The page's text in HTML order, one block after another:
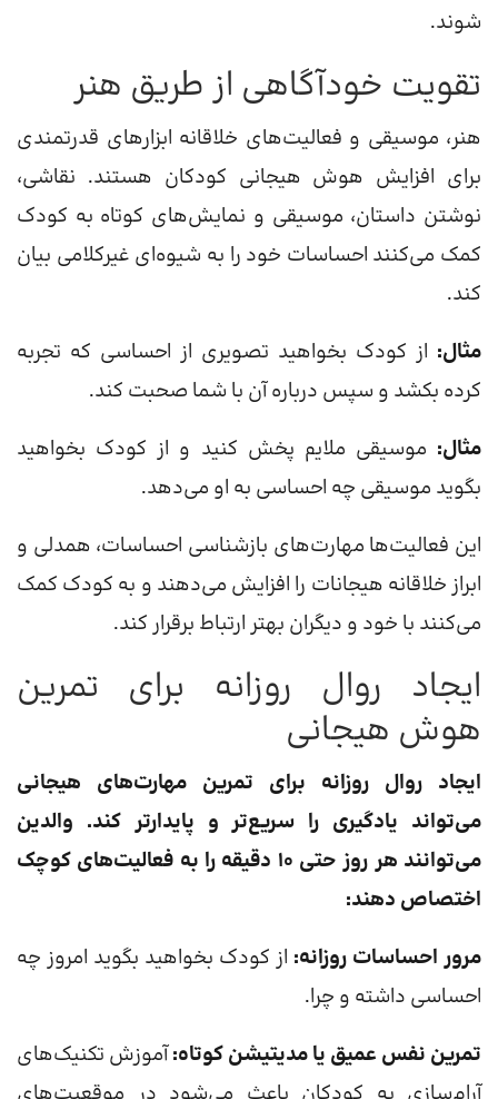
شوند.
تقویت خودآگاهی از طریق هنر
هنر، موسیقی و فعالیت‌های خلاقانه ابزارهای قدرتمندی
برای افزایش هوش هیجانی کودکان هستند. نقاشی،
نوشتن داستان، موسیقی و نمایش‌های کوتاه به کودک
کمک می‌کنند احساسات خود را به شیوه‌ای غیرکلامی بیان
کند.
مثال: از کودک بخواهید تصویری از احساسی که تجربه
کرده بکشد و سپس درباره آن با شما صحبت کند.
مثال: موسیقی ملایم پخش کنید و از کودک بخواهید
بگوید موسیقی چه احساسی به او می‌دهد.
این فعالیت‌ها مهارت‌های بازشناسی احساسات، همدلی و
ابراز خلاقانه هیجانات را افزایش می‌دهند و به کودک کمک
می‌کنند با خود و دیگران بهتر ارتباط برقرار کند.
ایجاد روال روزانه برای تمرین
هوش هیجانی
ایجاد روال روزانه برای تمرین مهارت‌های هیجانی
می‌تواند یادگیری را سریع‌تر و پایدارتر کند. والدین
می‌توانند هر روز حتی ۱۰ دقیقه را به فعالیت‌های کوچک
اختصاص دهند:
مرور احساسات روزانه: از کودک بخواهید بگوید امروز چه
احساسی داشته و چرا.
تمرین نفس عمیق یا مدیتیشن کوتاه:آموزش تکنیک‌های